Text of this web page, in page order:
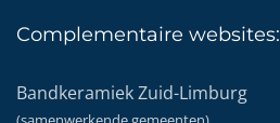
Complementaire websites:
Bandkeramiek Zuid-Limburg